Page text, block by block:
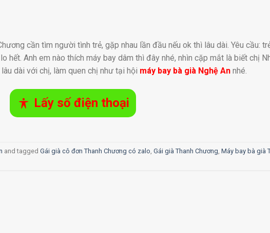
cần tìm người tình trẻ, gặp nhau lần đầu nếu ok thì lâu dài. Yêu cầu:
hết. Anh em nào thích máy bay dâm thì đây nhé, nhìn cặp mắt là biết chị
dài với chị, làm quen chị như tại hội máy bay bà già Nghệ An nhé.
Lấy số điện thoại
and tagged Gái già cô đơn Thanh Chương có zalo Gái già Thanh Chương Máy bay bà già